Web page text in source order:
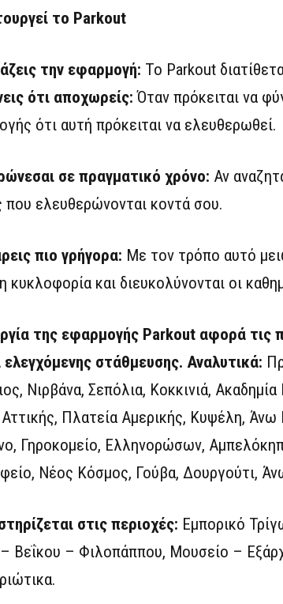
το Parkout
την εφαρμογή: Το Parkout
ότι αποχωρείς:Όταν πρόκειται να
ότι αυτή πρόκειται να ελευθερωθεί.
σε πραγματικό χρόνο: Αν
που ελευθερώνονται κοντά σου.
πιο γρήγορα: Με τον τρόπο αυτό
κυκλοφορία και διευκολύνονται οι
της εφαρμογής Parkout αφορά τις
στάθμευσης. Αναλυτικά:
Νιρβάνα, Σεπόλια, Κοκκινιά,
Πλατεία Αμερικής, Κυψέλη,
Γηροκομείο, Ελληνορώσων,
Νέος Κόσμος, Γούβα, Δουργούτι,
στις περιοχές: Εμπορικό
Βεΐκου – Φιλοπάππου, Μουσείο –